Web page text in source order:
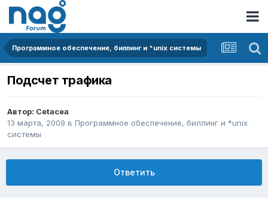
Программное обеспечение, биллинг и *unix системы
Подсчет трафика
Автор: Cetacea
13 марта, 2009 в Программное обеспечение, биллинг и *unix
системы
Ответить